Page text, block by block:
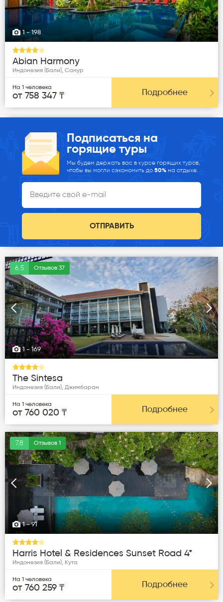
1- 198
Abian Harmony
Индонезия (Бали), Санур
На 1 человека
от 758 347 ₸ Подробнее
Подписаться на
горящие туры
Мы будем держать вас в курсе горящих туров,
чтобы вы могли сэкономить до 50% на отдыхе.
ОТПРАВИТЬ
6.5 Отзывов 37
1- 169
Следующая
The Sintesa
Индонезия (Бали), Джимбаран
На 1 человека
от 760 020 ₸ Подробнее
7.8 Отзывов 1
1- 91
Следующая
Harris Hotel & Residences Sunset Road 4*
Индонезия (Бали), Кута
На 1 человека
от 760 259 ₸ Подробнее